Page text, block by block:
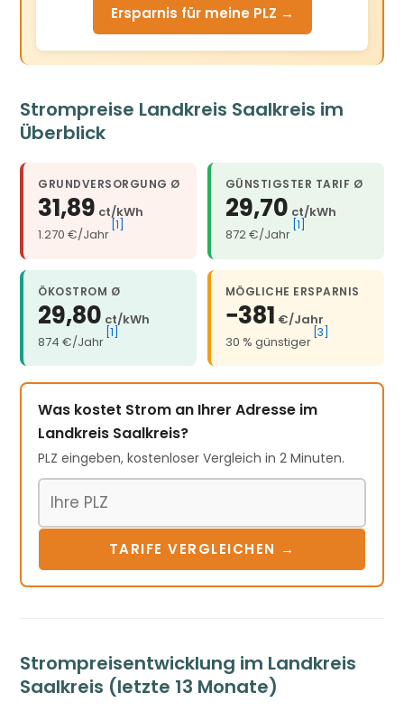
Ersparnis für meine PLZ →
Strompreise Landkreis Saalkreis im
Überblick
GRUNDVERSORGUNG Ø
31,89 ct/kWh
1.270 €/Jahr
[1]
GÜNSTIGSTER TARIF Ø
29,70 ct/kWh
872 €/Jahr
[1]
ÖKOSTROM Ø
29,80 ct/kWh
874 €/Jahr
[1]
MÖGLICHE ERSPARNIS
−381 €/Jahr
30 % günstiger
[3]
Was kostet Strom an Ihrer Adresse im
Landkreis Saalkreis?
PLZ eingeben, kostenloser Vergleich in 2 Minuten.
TARIFE VERGLEICHEN →
Strompreisentwicklung im Landkreis
Saalkreis (letzte 13 Monate)